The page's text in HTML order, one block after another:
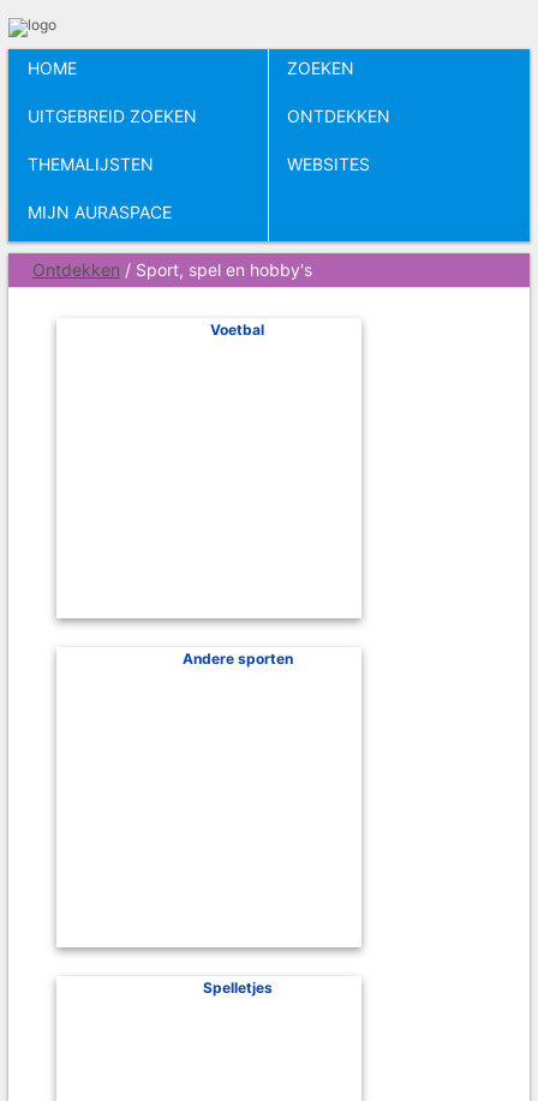
HOME ZOEKEN
UITGEBREID ZOEKEN ONTDEKKEN
THEMALIJSTEN WEBSITES
MIJN AURASPACE
Ontdekken / Sport, spel en hobby's
Voetbal
Andere sporten
Spelletjes